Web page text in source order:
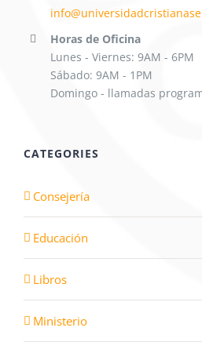
Horas de Oficina
Lunes - Viernes: 9AM - 6PM
Sábado: 9AM - 1PM
Domingo - llamadas
CATEGORIES
Consejería
Educación
Libros
Ministerio